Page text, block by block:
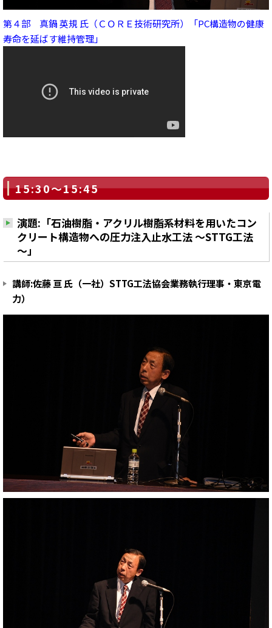
第４部 真鍋 英規 氏（ＣＯＲＥ技術研究所）「PC構造物の健康
寿命を延ばす維持管理」
15:30～15:45
演題:「石油樹脂・アクリル樹脂系材料を用いたコン
クリート構造物への圧力注入止水工法 ～STTG工法
～」
講師:佐藤 亘 氏（一社）STTG工法協会業務執行理事・東京電
力）